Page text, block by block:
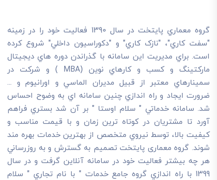
گروه معماري پايتخت در سال 1390 فعاليت خود را در زمينه
"سفت کاري"، "نازک کاري" و "دکوراسيون داخلي" شروع کرده
است. براي مديريت اين سامانه با گذراندن دوره هاي ديجيتال
مارکتينگ و کسب و کارهاي نوين (MBA ) و شرکت در
سمينارهاي معتبر از قبيل مديران الماسي و اورانيوم و ...
ضرورت ايجاد و راه اندازي چنين سامانه اي به وضوح احساس
شد. سامانه خدماتي " سلام اوستا " بر آن شد بستري فراهم
آورد تا مشتريان در کوتاه ترين زمان و با قيمت مناسب و
کيفيت بالا، توسط نيروي متخصص از بهترين خدمات بهره مند
شوند. گروه معماری پایتخت تصميم به گسترش و به روزرساني
هر چه بيشتر فعاليت خود در سامانه آنلاين گرفت و در سال
1399 با راه اندازي گروه جامع خدمات " با نام تجاري " سلام